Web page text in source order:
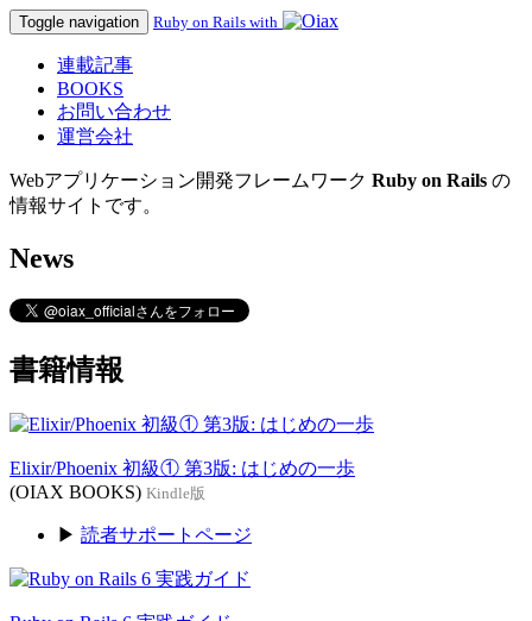
Toggle navigation Ruby on Rails with
連載記事
BOOKS
お問い合わせ
運営会社
Webアプリケーション開発フレームワーク Ruby on Rails の
情報サイトです。
News
書籍情報
Elixir/Phoenix 初級① 第3版: はじめの一歩
(OIAX BOOKS) Kindle版
▶ 読者サポートページ